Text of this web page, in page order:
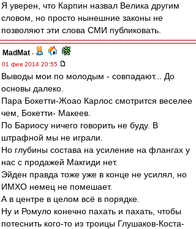
Я уверен, что Карпин назвал Велика другим
словом, но просто нынешние законы не
позволяют эти слова СМИ публиковать.
MadMat -
01 фев 2014 20:55
Выводы мои по молодым - совпадают... До
основы далеко.
Пара Бокетти-Жоао Карлос смотрится веселее
чем, Бокетти- Макеев.
По Бариосу ничего говорить не буду. В
штрафной мы не играли.
Но глубины состава на усиление на флангах у
нас с продажей Макгиди нет.
Эйден правда тоже уже в конце не усилял, но
ИМХО немец не помешает.
А в центре в целом всё в порядке.
Ну и Ромуло конечно пахать и пахать, чтобы
потеснить кого-то из троицы Глушаков-Коста-